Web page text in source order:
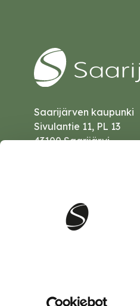
Saarijärven kaupunki
Sivulantie 11, PL 13
43100 Saarijärvi